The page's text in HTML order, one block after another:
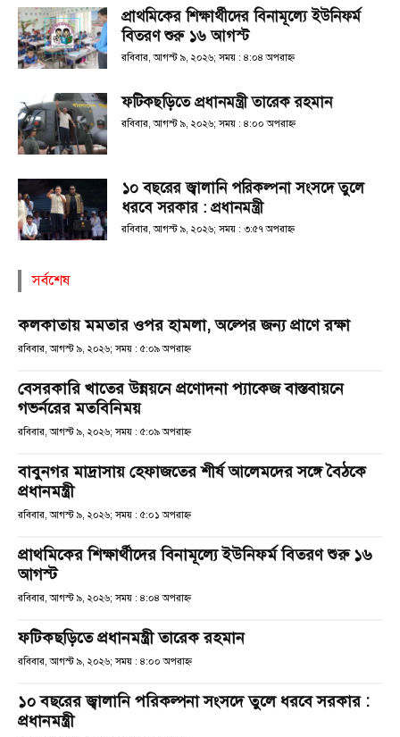
প্রাথমিকের শিক্ষার্থীদের বিনামূল্যে ইউনিফর্ম
বিতরণ শুরু ১৬ আগস্ট
রবিবার, আগস্ট ৯, ২০২৬; সময় : ৪:০৪ অপরাহ্ণ
ফটিকছড়িতে প্রধানমন্ত্রী তারেক রহমান
রবিবার, আগস্ট ৯, ২০২৬; সময় : ৪:০০ অপরাহ্ণ
১০ বছরের জ্বালানি পরিকল্পনা সংসদে তুলে
ধরবে সরকার : প্রধানমন্ত্রী
রবিবার, আগস্ট ৯, ২০২৬; সময় : ৩:৫৭ অপরাহ্ণ
সর্বশেষ
কলকাতায় মমতার ওপর হামলা, অল্পের জন্য প্রাণে রক্ষা
রবিবার, আগস্ট ৯, ২০২৬; সময় : ৫:০৯ অপরাহ্ণ
বেসরকারি খাতের উন্নয়নে প্রণোদনা প্যাকেজ বাস্তবায়নে
গভর্নরের মতবিনিময়
রবিবার, আগস্ট ৯, ২০২৬; সময় : ৫:০৯ অপরাহ্ণ
বাবুনগর মাদ্রাসায় হেফাজতের শীর্ষ আলেমদের সঙ্গে বৈঠকে
প্রধানমন্ত্রী
রবিবার, আগস্ট ৯, ২০২৬; সময় : ৫:০১ অপরাহ্ণ
প্রাথমিকের শিক্ষার্থীদের বিনামূল্যে ইউনিফর্ম বিতরণ শুরু ১৬
আগস্ট
রবিবার, আগস্ট ৯, ২০২৬; সময় : ৪:০৪ অপরাহ্ণ
ফটিকছড়িতে প্রধানমন্ত্রী তারেক রহমান
রবিবার, আগস্ট ৯, ২০২৬; সময় : ৪:০০ অপরাহ্ণ
১০ বছরের জ্বালানি পরিকল্পনা সংসদে তুলে ধরবে সরকার :
প্রধানমন্ত্রী